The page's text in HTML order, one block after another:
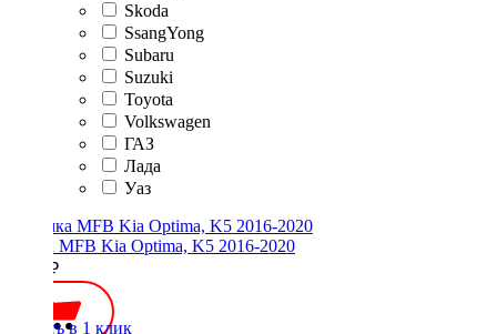
Skoda
SsangYong
Subaru
Suzuki
Toyota
Volkswagen
ГАЗ
Лада
Уаз
Рамка MFB Kia Optima, K5 2016-2020
2000 ₽
Купить в 1 клик